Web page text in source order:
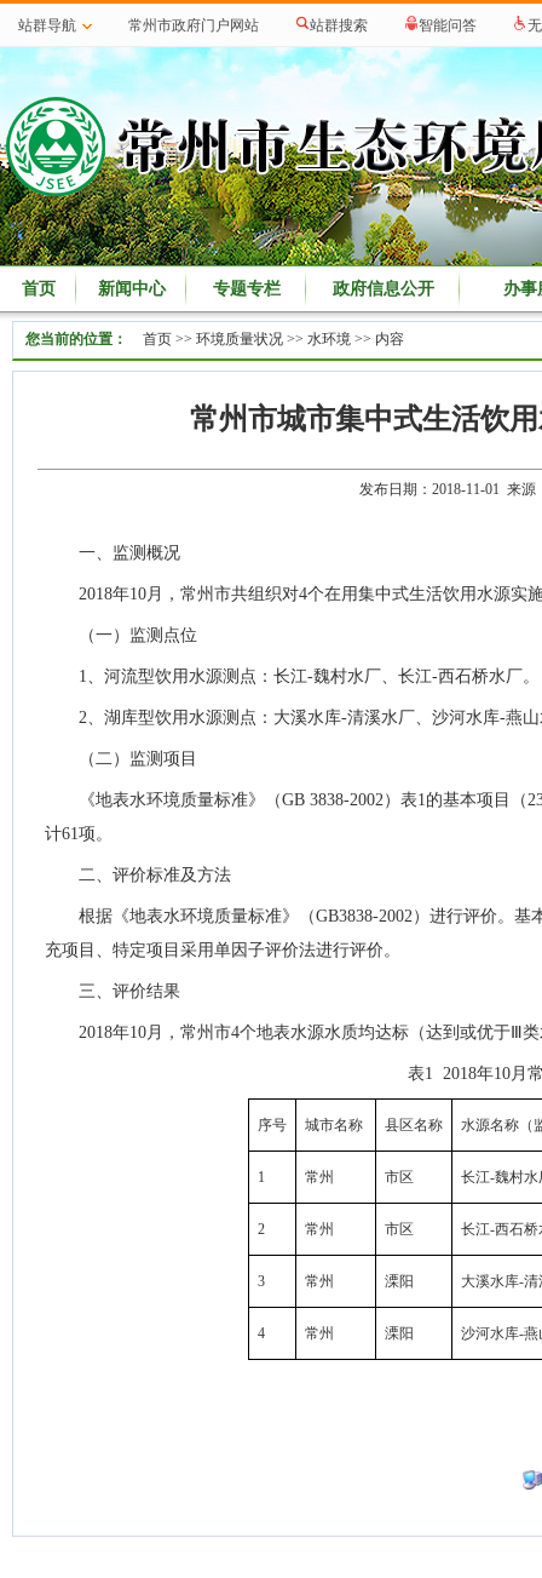
站群导航 常州市政府门户网站 站群搜索 智能问答
首页 新闻中心 专题专栏 政府信息公开 办事
您当前的位置： 首页 >> 环境质量状况 >> 水环境 >> 内容
常州市城市集中式生活饮
发布日期：2018-11-01 来
一、监测概况
2018年10月，常州市共组织对4个在用集中式生活饮用水源
（一）监测点位
1、河流型饮用水源测点：长江-魏村水厂、长江-西石桥水厂。
2、湖库型饮用水源测点：大溪水库-清溪水厂、沙河水库-燕
（二）监测项目
《地表水环境质量标准》（GB 3838-2002）表1的基本项目
计61项。
二、评价标准及方法
根据《地表水环境质量标准》（GB3838-2002）进行评价。
充项目、特定项目采用单因子评价法进行评价。
三、评价结果
2018年10月，常州市4个地表水源水质均达标（达到或优于Ⅲ
表1 2018年10月
序号 城市名称 县区名称 水源名称（
1 常州 市区 长江-魏村水
2 常州 市区 长江-西石桥
3 常州 溧阳 大溪水库-清
4 常州 溧阳 沙河水库-燕